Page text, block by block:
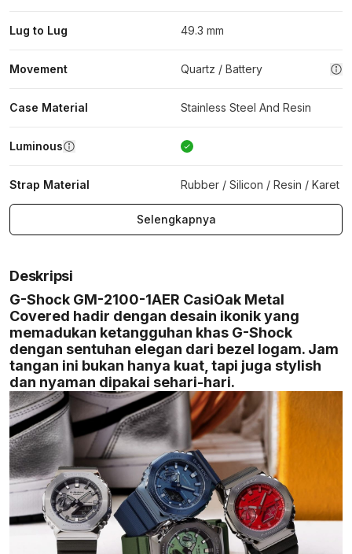
Lug to Lug 49.3 mm
Movement Quartz / Battery
Case Material Stainless Steel And Resin
Luminous
Strap Material Rubber / Silicon / Resin / Karet
Selengkapnya
Deskripsi
G-Shock GM-2100-1AER CasiOak Metal
Covered hadir dengan desain ikonik yang
memadukan ketangguhan khas G-Shock
dengan sentuhan elegan dari bezel logam. Jam
tangan ini bukan hanya kuat, tapi juga stylish
dan nyaman dipakai sehari-hari.